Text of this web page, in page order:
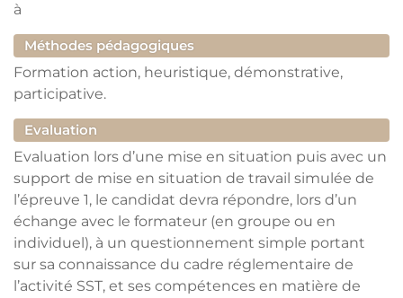
à
Méthodes pédagogiques
Formation action, heuristique, démonstrative,
participative.
Evaluation
Evaluation lors d’une mise en situation puis avec un
support de mise en situation de travail simulée de
l’épreuve 1, le candidat devra répondre, lors d’un
échange avec le formateur (en groupe ou en
individuel), à un questionnement simple portant
sur sa connaissance du cadre réglementaire de
l’activité SST, et ses compétences en matière de